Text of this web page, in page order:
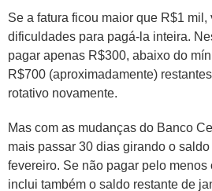
Se a fatura ficou maior que R$1 mil,
dificuldades para pagá-la inteira.
pagar apenas R$300, abaixo do
R$700 (aproximadamente)
rotativo novamente.
Mas com as mudanças do Banco
mais passar 30 dias girando o
fevereiro. Se não pagar pelo menos
inclui também o saldo restante de